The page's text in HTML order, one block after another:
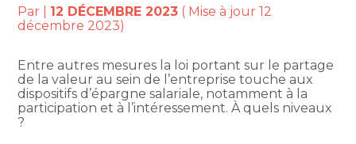
Par 12 DÉCEMBRE 2023 ( Mise à jour 12
décembre 2023)
Entre autres mesures la loi portant sur le partage
de la valeur au sein de l’entreprise touche aux
dispositifs d’épargne salariale, notamment à la
participation et à l’intéressement. À quels niveaux
?